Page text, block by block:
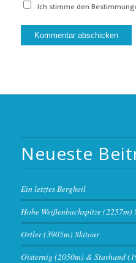
Ich stimme den
Neueste
Ein letztes Bergheil
Hohe Weißenbachspitze (2257m)
Ortler (3905m) Skitour
Oisternig (2050m) & Starhand